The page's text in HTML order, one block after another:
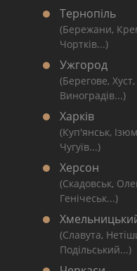
Тернопіль
(Бережани,
Чортків...)
Ужгород
(Берегове,
Виноградів...)
Харків
(Куп'янськ,
Чугуїв...)
Херсон
(Скадовськ,
Генічеськ...)
(Славута,
Подільський...)